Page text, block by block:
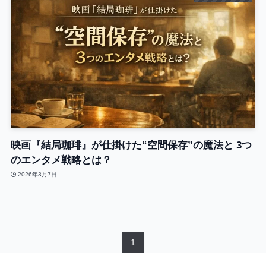
映画『結局珈琲』が仕掛けた“空間保存”の魔法と 3つ
のエンタメ戦略とは？
2026年3月7日
1